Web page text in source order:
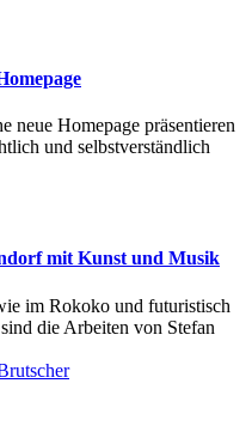
neue Homepage präsentieren
und selbstverständlich
mit Kunst und Musik
im Rokoko und futuristisch
die Arbeiten von Stefan